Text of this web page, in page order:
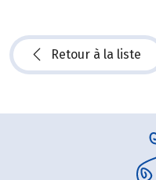
Retour à la liste